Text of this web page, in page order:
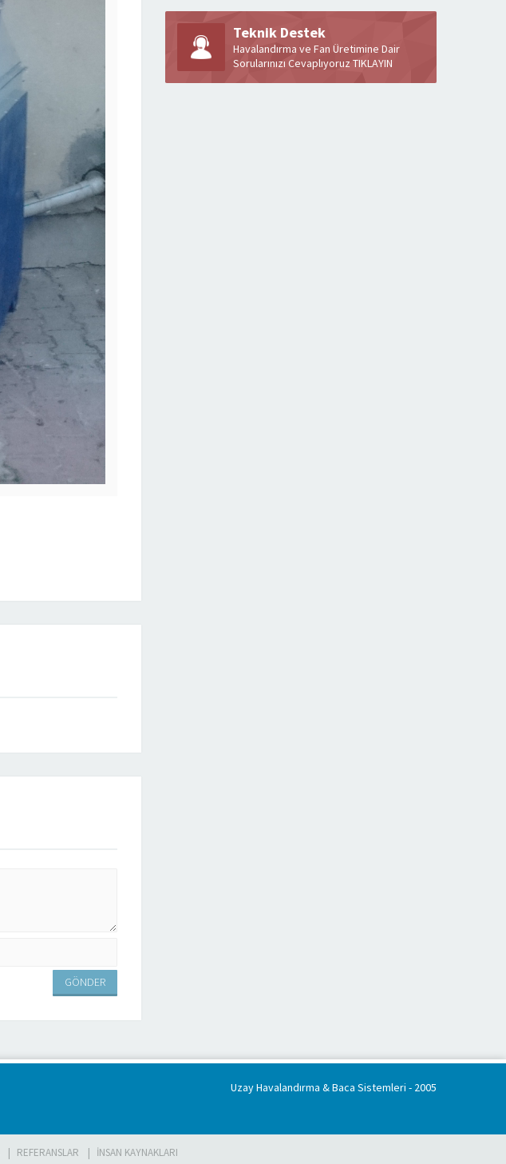
Teknik Destek
Havalandırma ve Fan Üretimine Dair
Sorularınızı Cevaplıyoruz TIKLAYIN
Uzay Havalandırma & Baca Sistemleri - 2005
REFERANSLAR İNSAN KAYNAKLARI